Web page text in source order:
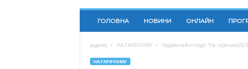
ГОЛОВНА НОВИНИ ОНЛАЙН
додому НА ГАРЯЧОМУ Надзвичайні події “На
НА ГАРЯЧОМУ